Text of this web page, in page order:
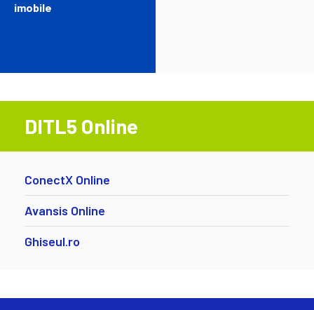
imobile
DITL5 Online
ConectX Online
Avansis Online
Ghiseul.ro